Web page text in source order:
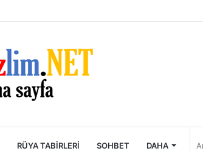
RÜYA TABIRLERI SOHBET DAHA